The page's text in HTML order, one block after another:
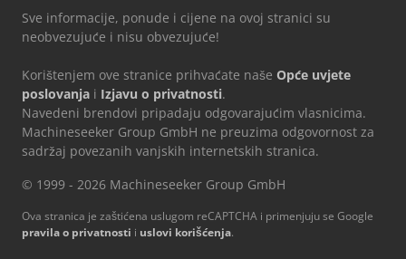
Sve informacije, ponude i cijene na ovoj stranici su
neobvezujuće i nisu obvezujuće!
Korištenjem ove stranice prihvaćate naše Opće uvjete
poslovanja i Izjavu o privatnosti.
Navedeni brendovi pripadaju odgovarajućim vlasnicima.
Machineseeker Group GmbH ne preuzima odgovornost za
sadržaj povezanih vanjskih internetskih stranica.
© 1999 - 2026 Machineseeker Group GmbH
Ova stranica je zaštićena uslugom reCAPTCHA i primenjuju se Google
pravila o privatnosti i uslovi korišćenja.